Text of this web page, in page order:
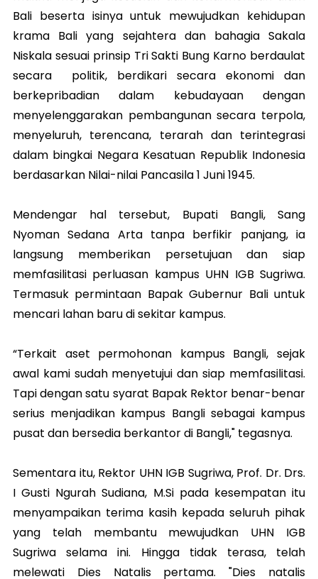
Bali beserta isinya untuk mewujudkan kehidupan
krama Bali yang sejahtera dan bahagia Sakala
Niskala sesuai prinsip Tri Sakti Bung Karno berdaulat
secara politik, berdikari secara ekonomi dan
berkepribadian dalam kebudayaan dengan
menyelenggarakan pembangunan secara terpola,
menyeluruh, terencana, terarah dan terintegrasi
dalam bingkai Negara Kesatuan Republik Indonesia
berdasarkan Nilai-nilai Pancasila 1 Juni 1945.
Mendengar hal tersebut, Bupati Bangli, Sang
Nyoman Sedana Arta tanpa berfikir panjang, ia
langsung memberikan persetujuan dan siap
memfasilitasi perluasan kampus UHN IGB Sugriwa.
Termasuk permintaan Bapak Gubernur Bali untuk
mencari lahan baru di sekitar kampus.
“Terkait aset permohonan kampus Bangli, sejak
awal kami sudah menyetujui dan siap memfasilitasi.
Tapi dengan satu syarat Bapak Rektor benar-benar
serius menjadikan kampus Bangli sebagai kampus
pusat dan bersedia berkantor di Bangli," tegasnya.
Sementara itu, Rektor UHN IGB Sugriwa, Prof. Dr. Drs.
I Gusti Ngurah Sudiana, M.Si pada kesempatan itu
menyampaikan terima kasih kepada seluruh pihak
yang telah membantu mewujudkan UHN IGB
Sugriwa selama ini. Hingga tidak terasa, telah
melewati Dies Natalis pertama. "Dies natalis